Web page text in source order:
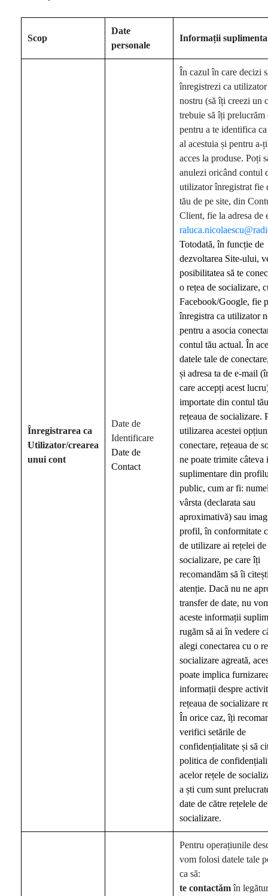
Scop
Date
personale
Informații
Înregistrarea ca
Utilizator/crearea
unui cont
Date de
Identificare
Date de
Contact
În cazul în care decizi
înregistrezi ca
nostru (să îți creezi un
trebuie să îți prelucrăm
pentru a te identifica
al acestuia și pentru a-
acces la produse. Poți
anulezi oricând contul
utilizator înregistrat fie
tău de pe site, din
Client, fie la adresa de
Totodată, în funcție de
dezvoltarea Site-ului,
posibilitatea să te
o rețea de socializare,
Facebook/Google, fie
înregistra ca utilizator
pentru a asocia
contul tău actual. În
datele tale de
și adresa ta de e-mail
care accepți acest
importate din contul
rețeaua de socializare.
utilizarea acestei
conectare, rețeaua de
ne poate trimite
suplimentare din
public, cum ar fi:
vârsta (declarata sau
aproximativă) sau
profil, în conformitate
de utilizare ai rețelei de
socializare, pe care îți
recomandăm să îi
atenție. Dacă nu ne
transfer de date, nu
aceste informații
rugăm să ai în vedere
alegi conectarea cu o
socializare agreată,
poate implica
informații despre
rețeaua de socializare
În orice caz, îți
verifici setările de
confidențialitate și să
politica de
acelor rețele de
a ști cum sunt
date de către rețelele de
socializare.
Pentru operațiunile
vom folosi datele tale
ca să:
te contactămîn